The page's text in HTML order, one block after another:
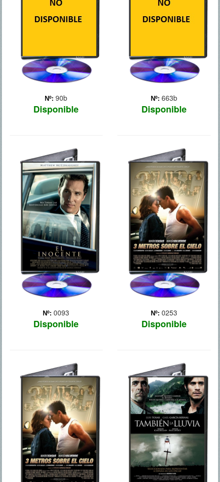
Nº: 90b
Disponible
Nº: 663b
Disponible
Nº: 0093
Disponible
EL INOCENTE
Nº: 0253
Disponible
3 METROS
SOBRE EL CIELO
3 METROS
SOBRE EL CIELO
TAMBIEN LA
LLUVIA